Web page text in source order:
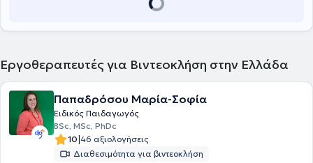
Εργοθεραπευτές για Βιντεοκλήση στην Ελλάδα
Παπαδρόσου Μαρία-Σοφία
Ειδικός Παιδαγωγός
BSc, MSc, PhDc
10|46 αξιολογήσεις
Διαθεσιμότητα για βιντεοκλήση